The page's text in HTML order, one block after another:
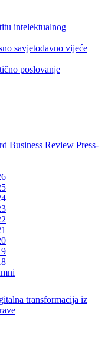
intelektualnog
savjetodavno vijeće
poslovanje
Business Review Press-
transformacija iz